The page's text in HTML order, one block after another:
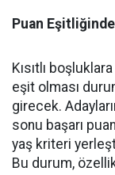
Puan Eşitliğinde
Kısıtlı
eşit olması
girecek.
sonu başarı
yaş kriteri
Bu durum,